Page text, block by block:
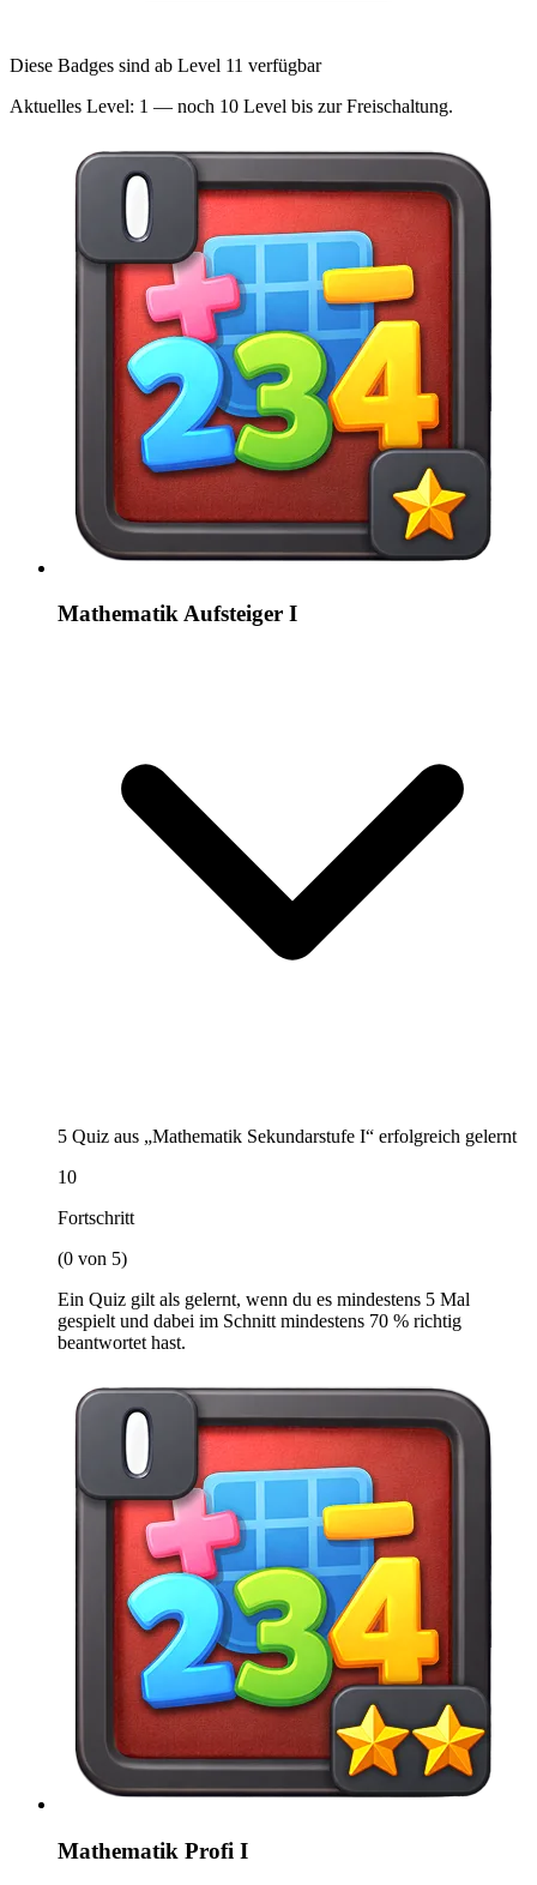
Diese Badges sind ab Level 11 verfügbar
Aktuelles Level: 1 — noch 10 Level bis zur Freischaltung.
Mathematik Aufsteiger I
5 Quiz aus „Mathematik Sekundarstufe I“ erfolgreich gelernt
10
Fortschritt
(0 von 5)
Ein Quiz gilt als gelernt, wenn du es mindestens 5 Mal
gespielt und dabei im Schnitt mindestens 70 % richtig
beantwortet hast.
Mathematik Profi I